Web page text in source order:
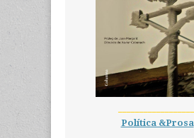
Política &Prosa